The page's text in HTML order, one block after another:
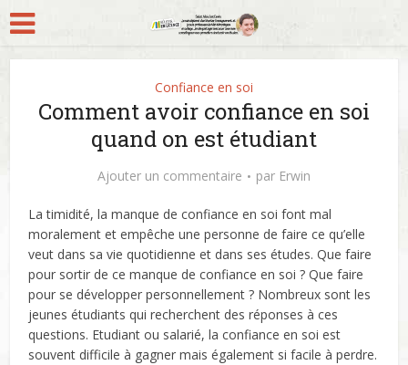
Confiance en soi
Comment avoir confiance en soi
quand on est étudiant
Ajouter un commentaire par Erwin
La timidité, la manque de confiance en soi font mal
moralement et empêche une personne de faire ce qu’elle
veut dans sa vie quotidienne et dans ses études. Que faire
pour sortir de ce manque de confiance en soi ? Que faire
pour se développer personnellement ? Nombreux sont les
jeunes étudiants qui recherchent des réponses à ces
questions. Etudiant ou salarié, la confiance en soi est
souvent difficile à gagner mais également si facile à perdre.